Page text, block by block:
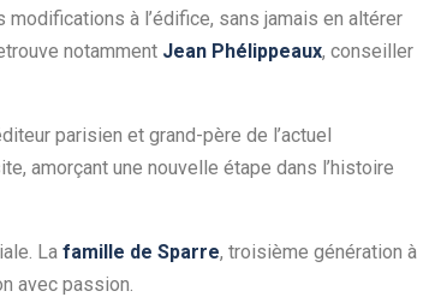
à l’édifice, sans jamais en altérer
notamment Jean Phélippeaux, conseiller
parisien et grand-père de l’actuel
amorçant une nouvelle étape dans l’histoire
La famille de Sparre, troisième génération à
avec passion.